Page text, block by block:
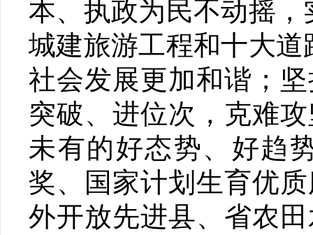
本、执政为民不动摇
城建旅游工程和十大
社会发展更加和谐；
突破、进位次，克难
未有的好态势、好趋
奖、国家计划生育优
外开放先进县、省农